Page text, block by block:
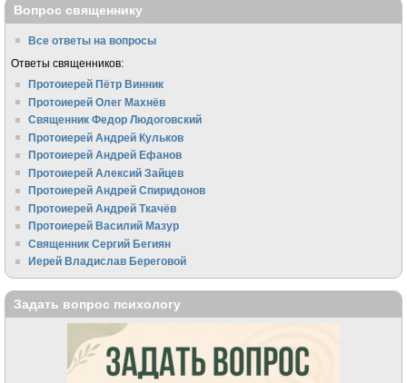
Вопрос священнику
Все ответы на вопросы
Ответы священников:
Протоиерей Пётр Винник
Протоиерей Олег Махнёв
Священник Федор Людоговский
Протоиерей Андрей Кульков
Протоиерей Андрей Ефанов
Протоиерей Алексий Зайцев
Протоиерей Андрей Спиридонов
Протоиерей Андрей Ткачёв
Протоиерей Василий Мазур
Священник Сергий Бегиян
Иерей Владислав Береговой
Задать вопрос психологу